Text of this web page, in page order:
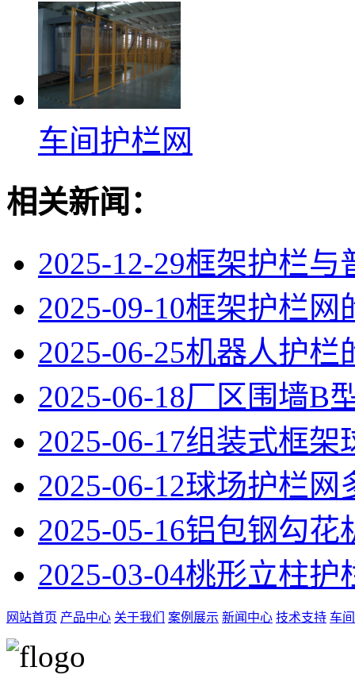
车间护栏网
相关新闻：
2025-12-29框架护栏与
2025-09-10框架护栏网
2025-06-25机器人护栏
2025-06-18厂区围墙B
2025-06-17组装式框架
2025-06-12球场护栏网
2025-05-16铝包钢勾花
2025-03-04桃形立柱护
网站首页 产品中心 关于我们 案例展示 新闻中心 技术支持 车